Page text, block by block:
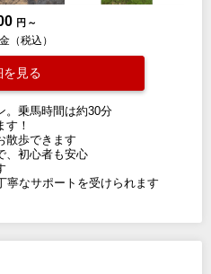
円 ～
（税込）
を見る
。乗馬時間は約30分
す！
散歩できます
、初心者も安心
寧なサポートを受けられます